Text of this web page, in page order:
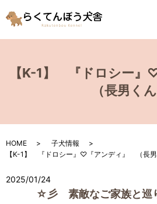
【K-1】 『ドロシー
（長男くん
HOME
子犬情報
【K-1】 『ドロシー』♡『アンディ』 （長男
2025/01/24
☆彡 素敵なご家族と巡